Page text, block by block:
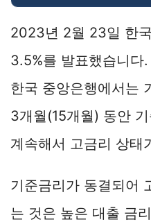
2023년 2월 23일 한
3.5%를 발표했습니
한국 중앙은행에서는
3개월(15개월) 동안
계속해서 고금리 상태
기준금리가 동결되어
는 것은 높은 대출 금